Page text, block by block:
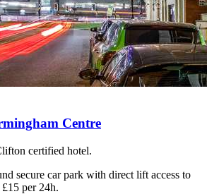
Centre
certified hotel.
secure car park with direct lift access to
per 24h.